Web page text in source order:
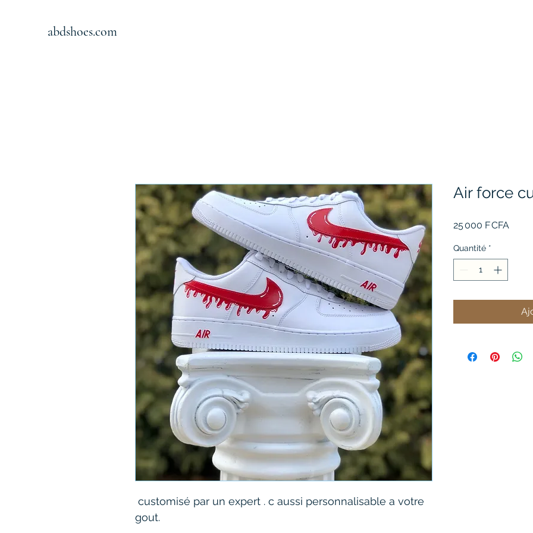
abdshoes.com
customisé par un expert . c aussi personnalisable a votre
gout.
Air force
25 000 F CFA
Quantité *